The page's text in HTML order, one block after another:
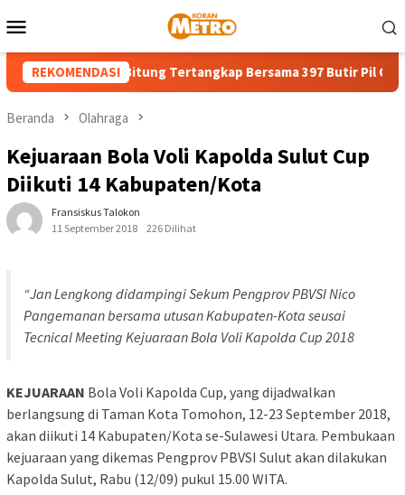
ke
Mobile
REKOMENDASI
18 Tahun di Bitung Tertangkap Bersama 397 Butir Pil Obat
Beranda Olahraga
Kejuaraan Bola Voli Kapolda Sulut Cup
Diikuti 14 Kabupaten/Kota
Fransiskus Talokon
11 September 2018
226 Dilihat
“Jan Lengkong didampingi Sekum Pengprov PBVSI Nico
Pangemanan bersama utusan Kabupaten-Kota seusai
Tecnical Meeting Kejuaraan Bola Voli Kapolda Cup 2018
KEJUARAAN Bola Voli Kapolda Cup, yang dijadwalkan
berlangsung di Taman Kota Tomohon, 12-23 September 2018,
akan diikuti 14 Kabupaten/Kota se-Sulawesi Utara. Pembukaan
kejuaraan yang dikemas Pengprov PBVSI Sulut akan dilakukan
Kapolda Sulut, Rabu (12/09) pukul 15.00 WITA.